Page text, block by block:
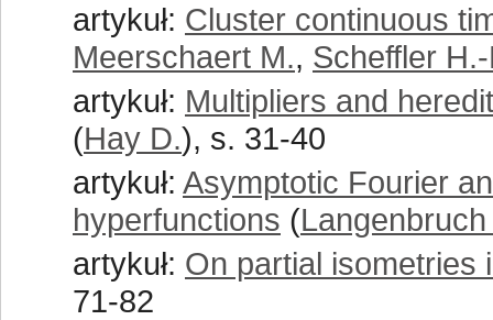
artykuł: Cluster continuous
Meerschaert M., Scheffler H.-
artykuł: Multipliers and
(Hay D.), s. 31-40
artykuł: Asymptotic Fourier
hyperfunctions (
artykuł: On partial isometries
71-82